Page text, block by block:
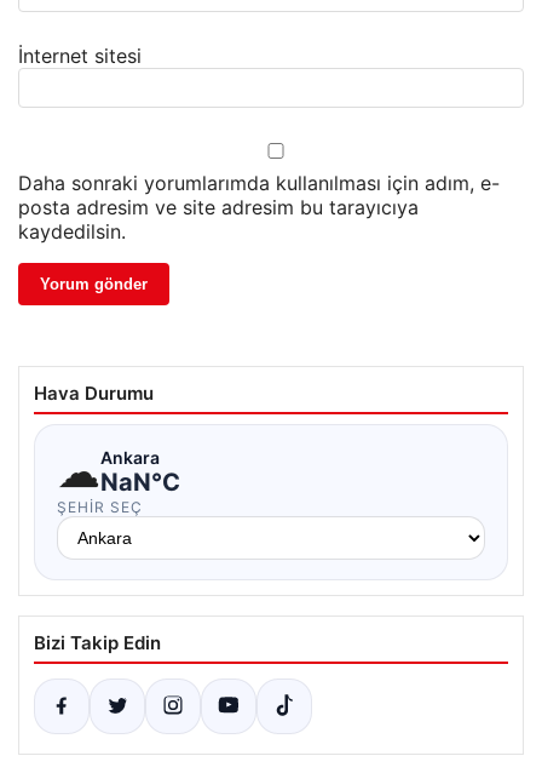
İnternet sitesi
Daha sonraki yorumlarımda kullanılması için adım, e-
posta adresim ve site adresim bu tarayıcıya
kaydedilsin.
Hava Durumu
☁Ankara
NaN°C
ŞEHIR SEÇ
Bizi Takip Edin